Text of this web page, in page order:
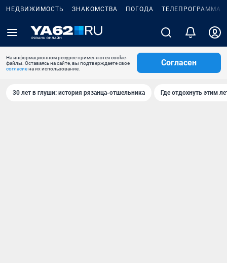
НЕДВИЖИМОСТЬ ЗНАКОМСТВА ПОГОДА ТЕЛЕПРОГРАММА
На информационном ресурсе применяются cookie-
файлы. Оставаясь на сайте, вы подтверждаете свое
согласиена их использование.
Согласен
30 лет в глуши: история рязанца-отшельника Где отдохнуть этим